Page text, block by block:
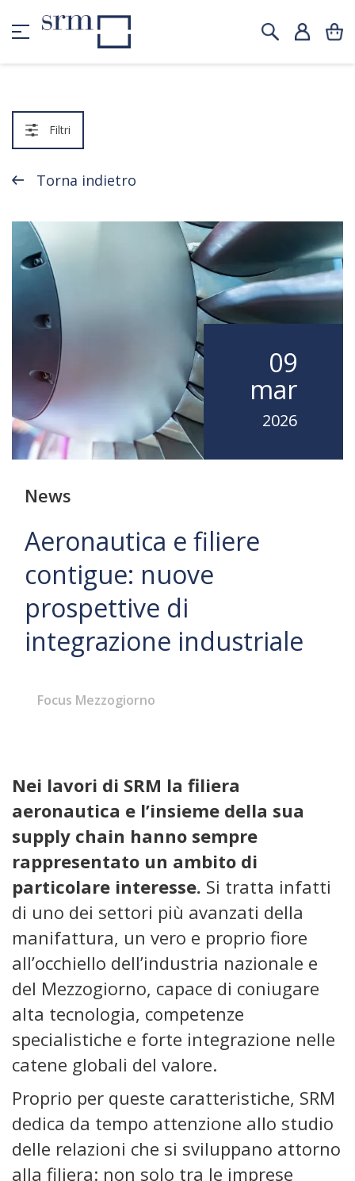
Filtri
Torna indietro
09
mar
2026
News
Aeronautica e filiere
contigue: nuove
prospettive di
integrazione industriale
Focus Mezzogiorno
Nei lavori di SRM la filiera
aeronautica e l’insieme della sua
supply chain hanno sempre
rappresentato un ambito di
particolare interesse. Si tratta infatti
di uno dei settori più avanzati della
manifattura, un vero e proprio fiore
all’occhiello dell’industria nazionale e
del Mezzogiorno, capace di coniugare
alta tecnologia, competenze
specialistiche e forte integrazione nelle
catene globali del valore.
Proprio per queste caratteristiche, SRM
dedica da tempo attenzione allo studio
delle relazioni che si sviluppano attorno
alla filiera: non solo tra le imprese